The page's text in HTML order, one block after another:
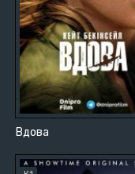
Вдова